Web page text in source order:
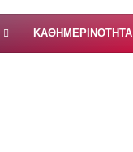
ΚΑΘΗΜΕΡΙΝΟΤΗΤΑ